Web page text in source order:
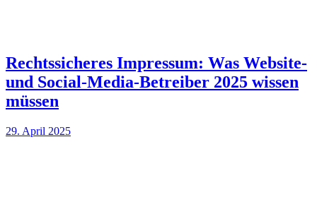
Rechtssicheres Impressum: Was Website-
und Social-Media-Betreiber 2025 wissen
müssen
29. April 2025